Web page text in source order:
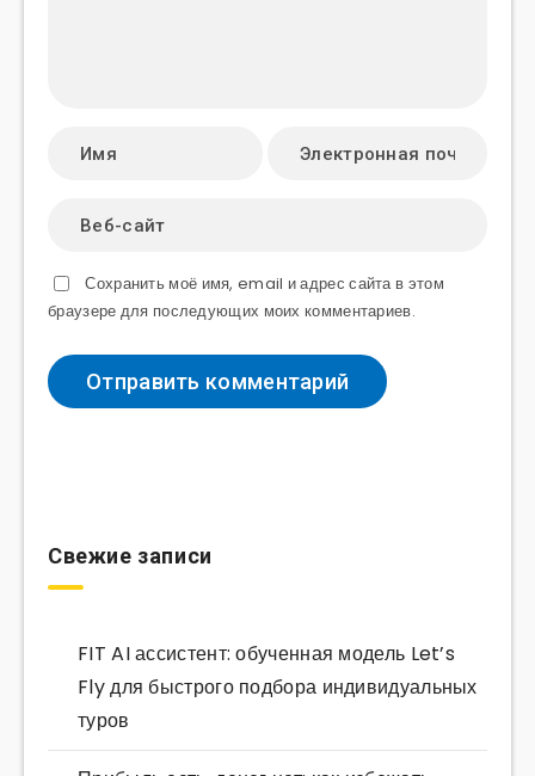
Сохранить моё имя, email и адрес сайта в этом
браузере для последующих моих комментариев.
Свежие записи
FIT AI ассистент: обученная модель Let’s
Fly для быстрого подбора индивидуальных
туров